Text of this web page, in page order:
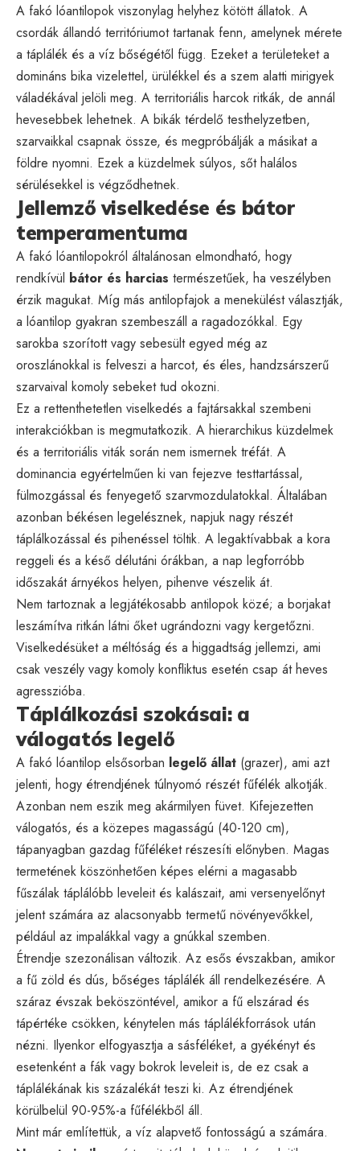
A fakó lóantilopok viszonylag helyhez kötött állatok. A
csordák állandó territóriumot tartanak fenn, amelynek mérete
a táplálék és a víz bőségétől függ. Ezeket a területeket a
domináns bika vizelettel, ürülékkel és a szem alatti mirigyek
váladékával jelöli meg. A territoriális harcok ritkák, de annál
hevesebbek lehetnek. A bikák térdelő testhelyzetben,
szarvaikkal csapnak össze, és megpróbálják a másikat a
földre nyomni. Ezek a küzdelmek súlyos, sőt halálos
sérülésekkel is végződhetnek.
Jellemző viselkedése és bátor
temperamentuma
A fakó lóantilopokról általánosan elmondható, hogy
rendkívül bátor és harcias természetűek, ha veszélyben
érzik magukat. Míg más antilopfajok a menekülést választják,
a lóantilop gyakran szembeszáll a ragadozókkal. Egy
sarokba szorított vagy sebesült egyed még az
oroszlánokkal is felveszi a harcot, és éles, handzsárszerű
szarvaival komoly sebeket tud okozni.
Ez a rettenthetetlen viselkedés a fajtársakkal szembeni
interakciókban is megmutatkozik. A hierarchikus küzdelmek
és a territoriális viták során nem ismernek tréfát. A
dominancia egyértelműen ki van fejezve testtartással,
fülmozgással és fenyegető szarvmozdulatokkal. Általában
azonban békésen legelésznek, napjuk nagy részét
táplálkozással és pihenéssel töltik. A legaktívabbak a kora
reggeli és a késő délutáni órákban, a nap legforróbb
időszakát árnyékos helyen, pihenve vészelik át.
Nem tartoznak a legjátékosabb antilopok közé; a borjakat
leszámítva ritkán látni őket ugrándozni vagy kergetőzni.
Viselkedésüket a méltóság és a higgadtság jellemzi, ami
csak veszély vagy komoly konfliktus esetén csap át heves
agresszióba.
Táplálkozási szokásai: a
válogatós legelő
A fakó lóantilop elsősorban legelő állat (grazer), ami azt
jelenti, hogy étrendjének túlnyomó részét fűfélék alkotják.
Azonban nem eszik meg akármilyen füvet. Kifejezetten
válogatós, és a közepes magasságú (40-120 cm),
tápanyagban gazdag fűféléket részesíti előnyben. Magas
termetének köszönhetően képes elérni a magasabb
fűszálak táplálóbb leveleit és kalászait, ami versenyelőnyt
jelent számára az alacsonyabb termetű növényevőkkel,
például az impalákkal vagy a gnúkkal szemben.
Étrendje szezonálisan változik. Az esős évszakban, amikor
a fű zöld és dús, bőséges táplálék áll rendelkezésére. A
száraz évszak beköszöntével, amikor a fű elszárad és
tápértéke csökken, kénytelen más táplálékforrások után
nézni. Ilyenkor elfogyasztja a sásféléket, a gyékényt és
esetenként a fák vagy bokrok leveleit is, de ez csak a
táplálékának kis százalékát teszi ki. Az étrendjének
körülbelül 90-95%-a fűfélékből áll.
Mint már említettük, a víz alapvető fontosságú a számára.